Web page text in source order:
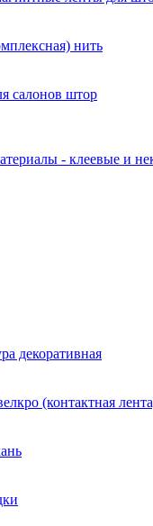
нить
салонов штор
- клеевые и
декоративная
(контактная